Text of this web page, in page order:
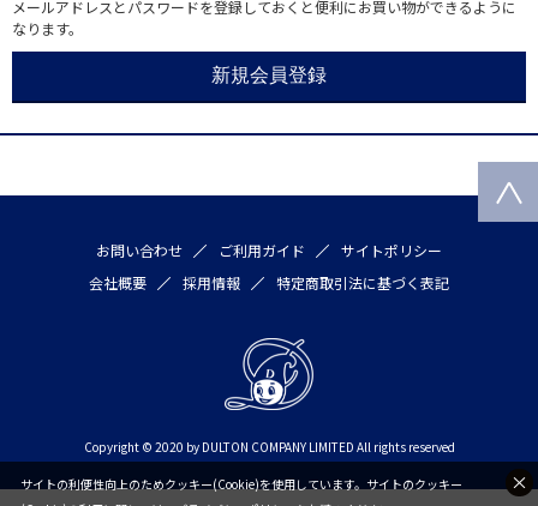
メールアドレスとパスワードを登録しておくと便利にお買い物ができるように
なります。
お問い合わせ ご利用ガイド
サイトポリシー
会社概要
採用情報 特定商取引法に基づく表記
Copyright © 2020 by DULTON COMPANY LIMITED All rights reserved
サイトの利便性向上のためクッキー(Cookie)を使用しています。サイトのクッキー